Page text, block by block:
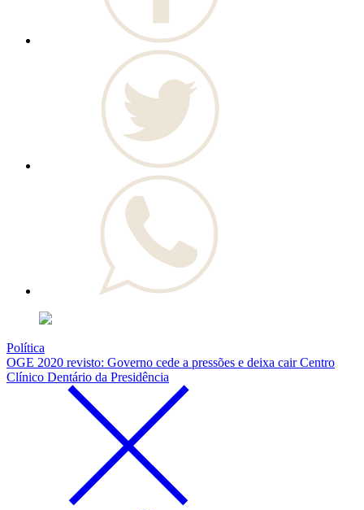
Política
OGE 2020 revisto: Governo cede a pressões e deixa cair Centro
Clínico Dentário da Presidência